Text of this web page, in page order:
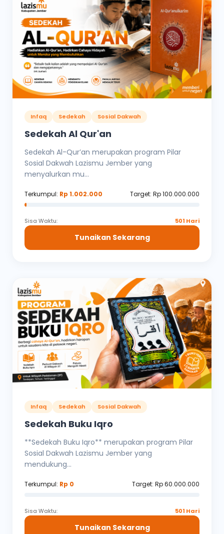
Infaq Sedekah Sosial Dakwah
Sedekah Al Qur'an
Sedekah Al-Qur’an merupakan program Pilar
Sosial Dakwah Lazismu Jember yang
menyalurkan mu...
Terkumpul: Rp 1.002.000 Target: Rp 100.000.000
Sisa Waktu: 501 Hari
Tunaikan Sekarang
Infaq Sedekah Sosial Dakwah
Sedekah Buku Iqro
**Sedekah Buku Iqro** merupakan program Pilar
Sosial Dakwah Lazismu Jember yang
mendukung...
Terkumpul: Rp 0 Target: Rp 60.000.000
Sisa Waktu: 501 Hari
Tunaikan Sekarang